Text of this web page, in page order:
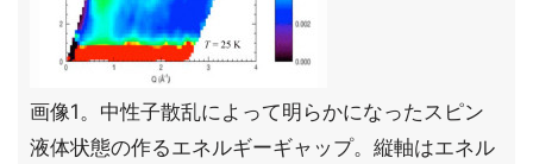
画像1。中性子散乱によって明らかになったスピン
液体状態の作るエネルギーギャップ。縦軸はエネル